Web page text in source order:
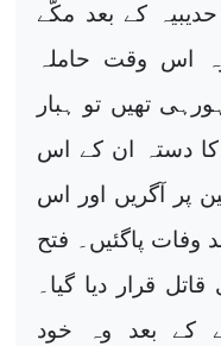
کے بعد مکّے
اس وقت حاملہ
تھیں تو ہبار
کا دستہ ان کے اس
پر آگریں اور اس
وفات پاگئیں۔ فتح
قرار دیا گیا۔
کے بعد وہ خود